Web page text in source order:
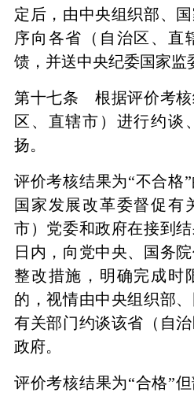
定后，由中央组织部、
序向各省（自治区、直
馈，并送中央纪委国家监
第十七条 根据评价考核
区、直辖市）进行约谈
扬。
评价考核结果为“不合格
国家发展改革委督促有
市）党委和政府在接到
日内，向党中央、国务
整改措施，明确完成时
的，视情由中央组织部
有关部门约谈该省（自
政府。
评价考核结果为“合格”